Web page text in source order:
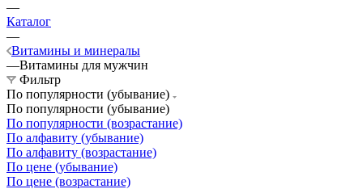
—
Каталог
—
Витамины и минералы
—Витамины для мужчин
Фильтр
По популярности (убывание)
По популярности (убывание)
По популярности (возрастание)
По алфавиту (убывание)
По алфавиту (возрастание)
По цене (убывание)
По цене (возрастание)